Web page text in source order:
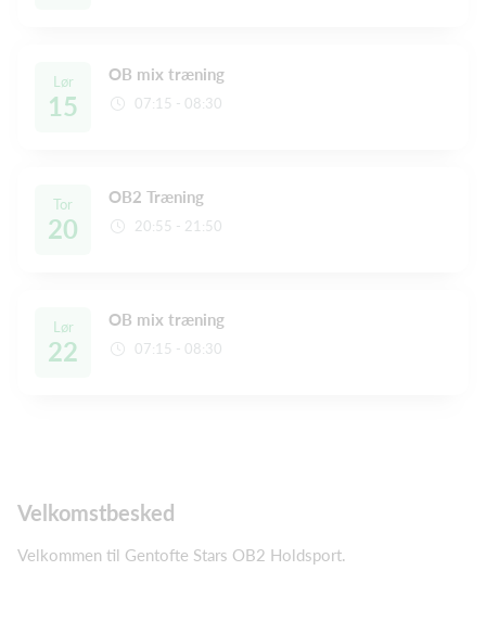
Lør
15
OB mix træning
07:15 - 08:30
Tor
20
OB2 Træning
20:55 - 21:50
Lør
22
OB mix træning
07:15 - 08:30
Velkomstbesked
Velkommen til Gentofte Stars OB2 Holdsport.